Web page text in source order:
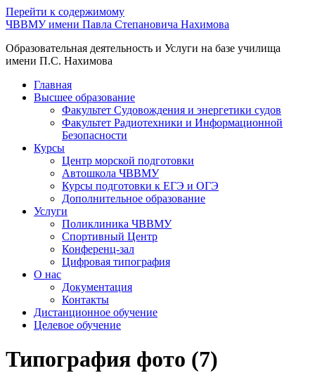
Перейти к содержимому
ЧВВМУ имени Павла Степановича Нахимова
Образовательная деятельность и Услуги на базе училища
имени П.С. Нахимова
Главная
Высшее образование
Факультет Судовождения и энергетики судов
Факультет Радиотехники и Информационной
Безопасности
Курсы
Центр морской подготовки
Автошкола ЧВВМУ
Курсы подготовки к ЕГЭ и ОГЭ
Дополнительное образование
Услуги
Поликлиника ЧВВМУ
Спортивный Центр
Конференц-зал
Цифровая типография
О нас
Документация
Контакты
Дистанционное обучение
Целевое обучение
Типография фото (7)